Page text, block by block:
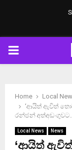
PRIMARY
Home
Local
‘ආයිත් ඇවිත්
රන්ජන් අත්අඩංගුවට..
Local News News
‘ආයිත්